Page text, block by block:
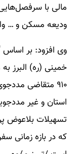
مالی با
ودیعه مسکن و …
وی افزود: بر اساس
۹۱۰ متقاضی
تسهیلات بلاعوض
که در بازه زمانی